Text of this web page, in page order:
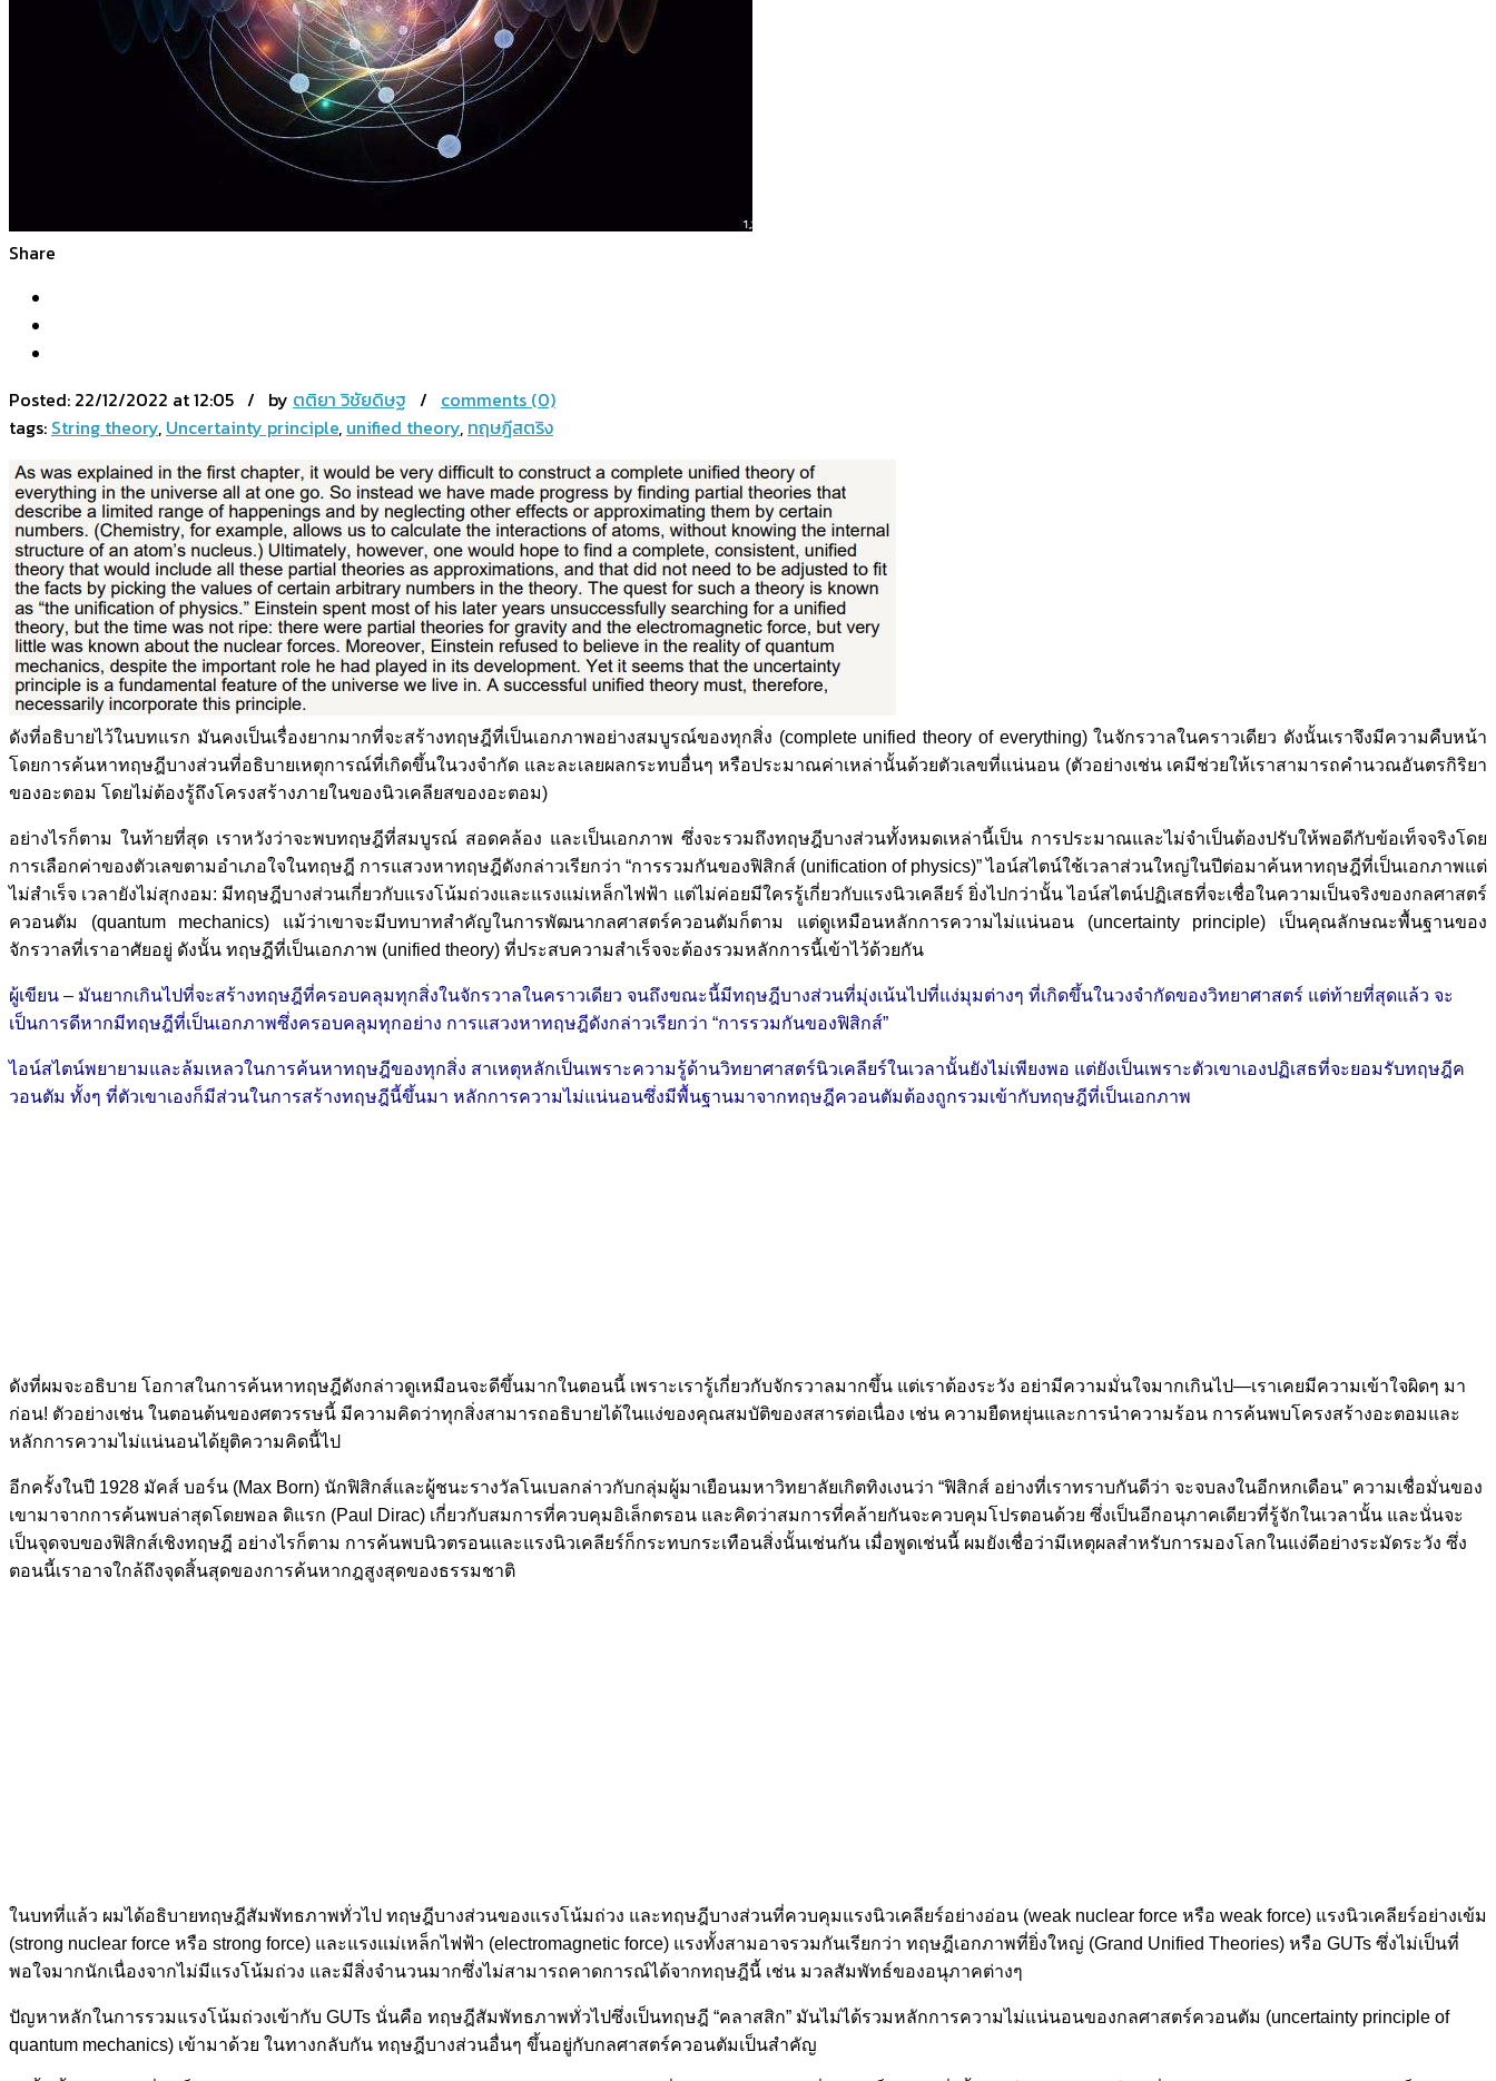
Share
Posted: 22/12/2022 at 12:05 / by ตติยา วิชัยดิษฐ / comments (0)
tags: String theory, Uncertainty principle, unified theory, ทฤษฎีสตริง
ดังที่อธิบายไว้ในบทแรก มันคงเป็นเรื่องยากมากที่จะสร้างทฤษฎีที่เป็นเอกภาพอย่างสมบูรณ์ของทุกสิ่ง (complete unified theory of everything) ในจักรวาลในคราวเดียว ดังนั้นเราจึงมีความคืบหน้า
โดยการค้นหาทฤษฎีบางส่วนที่อธิบายเหตุการณ์ที่เกิดขึ้นในวงจำกัด และละเลยผลกระทบอื่นๆ หรือประมาณค่าเหล่านั้นด้วยตัวเลขที่แน่นอน (ตัวอย่างเช่น เคมีช่วยให้เราสามารถคำนวณอันตรกิริยา
ของอะตอม โดยไม่ต้องรู้ถึงโครงสร้างภายในของนิวเคลียสของอะตอม)
อย่างไรก็ตาม ในท้ายที่สุด เราหวังว่าจะพบทฤษฎีที่สมบูรณ์ สอดคล้อง และเป็นเอกภาพ ซึ่งจะรวมถึงทฤษฎีบางส่วนทั้งหมดเหล่านี้เป็น การประมาณและไม่จำเป็นต้องปรับให้พอดีกับข้อเท็จจริงโดย
การเลือกค่าของตัวเลขตามอำเภอใจในทฤษฎี การแสวงหาทฤษฎีดังกล่าวเรียกว่า “การรวมกันของฟิสิกส์ (unification of physics)” ไอน์สไตน์ใช้เวลาส่วนใหญ่ในปีต่อมาค้นหาทฤษฎีที่เป็นเอกภาพแต่
ไม่สำเร็จ เวลายังไม่สุกงอม: มีทฤษฎีบางส่วนเกี่ยวกับแรงโน้มถ่วงและแรงแม่เหล็กไฟฟ้า แต่ไม่ค่อยมีใครรู้เกี่ยวกับแรงนิวเคลียร์ ยิ่งไปกว่านั้น ไอน์สไตน์ปฏิเสธที่จะเชื่อในความเป็นจริงของกลศาสตร์
ควอนตัม (quantum mechanics) แม้ว่าเขาจะมีบทบาทสำคัญในการพัฒนากลศาสตร์ควอนตัมก็ตาม แต่ดูเหมือนหลักการความไม่แน่นอน (uncertainty principle) เป็นคุณลักษณะพื้นฐานของ
จักรวาลที่เราอาศัยอยู่ ดังนั้น ทฤษฎีที่เป็นเอกภาพ (unified theory) ที่ประสบความสำเร็จจะต้องรวมหลักการนี้เข้าไว้ด้วยกัน
ผู้เขียน – มันยากเกินไปที่จะสร้างทฤษฎีที่ครอบคลุมทุกสิ่งในจักรวาลในคราวเดียว จนถึงขณะนี้มีทฤษฎีบางส่วนที่มุ่งเน้นไปที่แง่มุมต่างๆ ที่เกิดขึ้นในวงจำกัดของวิทยาศาสตร์ แต่ท้ายที่สุดแล้ว จะ
เป็นการดีหากมีทฤษฎีที่เป็นเอกภาพซึ่งครอบคลุมทุกอย่าง การแสวงหาทฤษฎีดังกล่าวเรียกว่า “การรวมกันของฟิสิกส์”
ไอน์สไตน์พยายามและล้มเหลวในการค้นหาทฤษฎีของทุกสิ่ง สาเหตุหลักเป็นเพราะความรู้ด้านวิทยาศาสตร์นิวเคลียร์ในเวลานั้นยังไม่เพียงพอ แต่ยังเป็นเพราะตัวเขาเองปฏิเสธที่จะยอมรับทฤษฎีค
วอนตัม ทั้งๆ ที่ตัวเขาเองก็มีส่วนในการสร้างทฤษฎีนี้ขึ้นมา หลักการความไม่แน่นอนซึ่งมีพื้นฐานมาจากทฤษฎีควอนตัมต้องถูกรวมเข้ากับทฤษฎีที่เป็นเอกภาพ
ดังที่ผมจะอธิบาย โอกาสในการค้นหาทฤษฎีดังกล่าวดูเหมือนจะดีขึ้นมากในตอนนี้ เพราะเรารู้เกี่ยวกับจักรวาลมากขึ้น แต่เราต้องระวัง อย่ามีความมั่นใจมากเกินไป—เราเคยมีความเข้าใจผิดๆ มา
ก่อน! ตัวอย่างเช่น ในตอนต้นของศตวรรษนี้ มีความคิดว่าทุกสิ่งสามารถอธิบายได้ในแง่ของคุณสมบัติของสสารต่อเนื่อง เช่น ความยืดหยุ่นและการนำความร้อน การค้นพบโครงสร้างอะตอมและ
หลักการความไม่แน่นอนได้ยุติความคิดนี้ไป
อีกครั้งในปี 1928 มัคส์ บอร์น (Max Born) นักฟิสิกส์และผู้ชนะรางวัลโนเบลกล่าวกับกลุ่มผู้มาเยือนมหาวิทยาลัยเกิตทิงเงนว่า “ฟิสิกส์ อย่างที่เราทราบกันดีว่า จะจบลงในอีกหกเดือน” ความเชื่อมั่นของ
เขามาจากการค้นพบล่าสุดโดยพอล ดิแรก (Paul Dirac) เกี่ยวกับสมการที่ควบคุมอิเล็กตรอน และคิดว่าสมการที่คล้ายกันจะควบคุมโปรตอนด้วย ซึ่งเป็นอีกอนุภาคเดียวที่รู้จักในเวลานั้น และนั่นจะ
เป็นจุดจบของฟิสิกส์เชิงทฤษฎี อย่างไรก็ตาม การค้นพบนิวตรอนและแรงนิวเคลียร์ก็กระทบกระเทือนสิ่งนั้นเช่นกัน เมื่อพูดเช่นนี้ ผมยังเชื่อว่ามีเหตุผลสำหรับการมองโลกในแง่ดีอย่างระมัดระวัง ซึ่ง
ตอนนี้เราอาจใกล้ถึงจุดสิ้นสุดของการค้นหากฎสูงสุดของธรรมชาติ
ในบทที่แล้ว ผมได้อธิบายทฤษฎีสัมพัทธภาพทั่วไป ทฤษฎีบางส่วนของแรงโน้มถ่วง และทฤษฎีบางส่วนที่ควบคุมแรงนิวเคลียร์อย่างอ่อน (weak nuclear force หรือ weak force) แรงนิวเคลียร์อย่างเข้ม
(strong nuclear force หรือ strong force) และแรงแม่เหล็กไฟฟ้า (electromagnetic force) แรงทั้งสามอาจรวมกันเรียกว่า ทฤษฎีเอกภาพที่ยิ่งใหญ่ (Grand Unified Theories) หรือ GUTs ซึ่งไม่เป็นที่
พอใจมากนักเนื่องจากไม่มีแรงโน้มถ่วง และมีสิ่งจำนวนมากซึ่งไม่สามารถคาดการณ์ได้จากทฤษฎีนี้ เช่น มวลสัมพัทธ์ของอนุภาคต่างๆ
ปัญหาหลักในการรวมแรงโน้มถ่วงเข้ากับ GUTs นั่นคือ ทฤษฎีสัมพัทธภาพทั่วไปซึ่งเป็นทฤษฎี “คลาสสิก” มันไม่ได้รวมหลักการความไม่แน่นอนของกลศาสตร์ควอนตัม (uncertainty principle of
quantum mechanics) เข้ามาด้วย ในทางกลับกัน ทฤษฎีบางส่วนอื่นๆ ขึ้นอยู่กับกลศาสตร์ควอนตัมเป็นสำคัญ